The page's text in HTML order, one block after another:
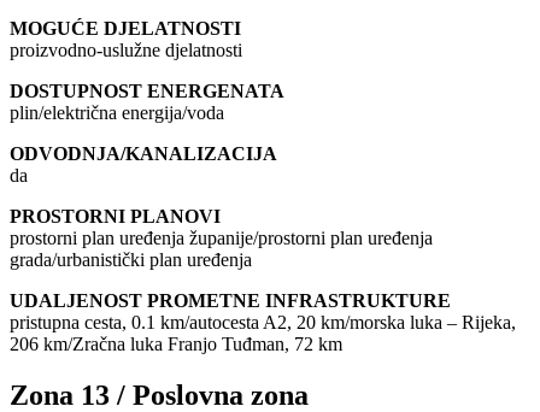
MOGUĆE DJELATNOSTI
proizvodno-uslužne djelatnosti
DOSTUPNOST ENERGENATA
plin/električna energija/voda
ODVODNJA/KANALIZACIJA
da
PROSTORNI PLANOVI
prostorni plan uređenja županije/prostorni plan uređenja
grada/urbanistički plan uređenja
UDALJENOST PROMETNE INFRASTRUKTURE
pristupna cesta, 0.1 km/autocesta A2, 20 km/morska luka – Rijeka,
206 km/Zračna luka Franjo Tuđman, 72 km
Zona 13 / Poslovna zona